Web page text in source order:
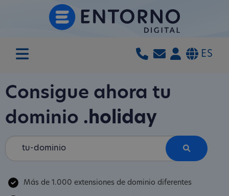
ES
Consigue ahora tu
dominio .holiday
Más de 1.000 extensiones de dominio diferentes